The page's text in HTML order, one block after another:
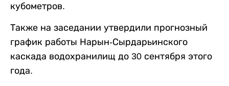
кубометров.
Также на заседании утвердили прогнозный
график работы Нарын-Сырдарьинского
каскада водохранилищ до 30 сентября этого
года.